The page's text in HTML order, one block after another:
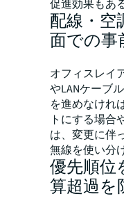
促進効果もある
配線・空
面での事
オフィスレイ
やLANケーブ
を進めなけれ
トにする場合
は、変更に伴
無線を使い分
優先順位
算超過を